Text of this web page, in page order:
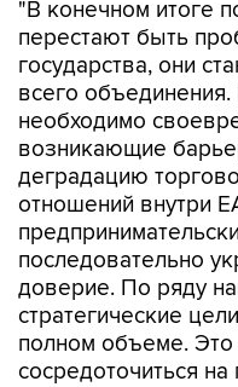
государства, они
всего
необходимо
возникающие
деградацию
отношений внутри
последовательно
доверие. По ряду
стратегические
полном объеме. Это
сосредоточиться на
уже принятых